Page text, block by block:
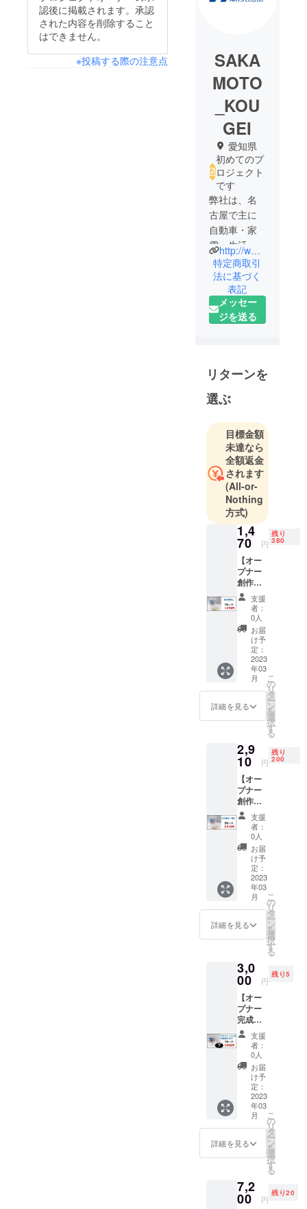
認後に掲載されます。承認
された内容を削除すること
はできません。
※投稿する際の注意点
SAKA
MOTO
_KOU
GEI
愛知県
初めてのプ
ロジェクト
です
弊社は、名
古屋で主に
自動車・家
電・生活用
品などの製
品開発に携
わっている
プロダクト
デザイン会
カー様から
の委託でデ
ザイン開発
ますが、こ
の程、今ま
での製品開
発業務の経
験を活か
し、自社商
品ブランド
『イキナ』
を立ち上げ
ました。
今後オリジ
ナル商品を
定期的に開
発・販売し
たいと思っ
ております
ので、どう
ぞ宜しくお
す。
http://www.sakamoto-k.com/
特定商取引
法に基づく
表記
メッセー
ジを送る
リターンを
選ぶ
目標金額
未達なら
全額返金
されます
(All-or-
Nothing
方式)
1,4
70 円
残り
380
【オー
プナー
創作
キット1
セット
×1】消
費税・
配送費
込み
内容物
(１セッ
ト分)
・粘
土 100
ｇ ・
パッ
ケージ
(説明書)
支援
者：
0人
お届
け予
定：
2023
年03
月
詳細を見る
こ
の
リ
タ
ー
ン
を
選
択
す
る
2,9
10 円
残り
200
【オー
プナー
創作
キット1
セット
×2】消
費税・
配送費
込み
内容物
(１セッ
ト分)
・粘
土 100
ｇ ・
パッ
ケージ
(説明書)
支援
者：
0人
お届
け予
定：
2023
年03
月
詳細を見る
こ
の
リ
タ
ー
ン
を
選
択
す
る
3,0
00 円
残り5
【オー
プナー
完成品
×1】消
費税・
配送費
込み
内容物
(１セッ
ト分)
・弊
社デザ
イナー
により
デザイ
品１個
支援
者：
0人
お届
け予
定：
2023
年03
月
詳細を見る
こ
の
リ
タ
ー
ン
を
選
択
す
る
7,2
00 円
残り20